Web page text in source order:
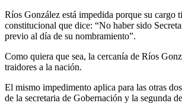
Ríos González está impedida porque su cargo
constitucional que dice: “No haber sido
previo al día de su nombramiento”.
Como quiera que sea, la cercanía de Ríos
traidores a la nación.
El mismo impedimento aplica para las otras
de la secretaria de Gobernación y la segunda